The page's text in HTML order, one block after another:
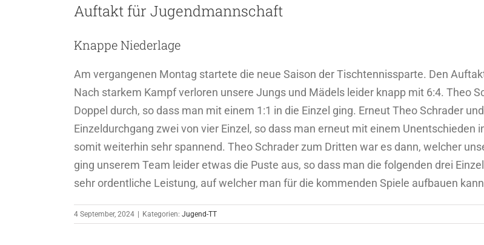
Auftakt für Jugendmannschaft
Knappe Niederlage
Am vergangenen Montag startete die neue Saison der Tischtennissparte. Den
Nach starkem Kampf verloren unsere Jungs und Mädels leider knapp mit 6:4. Theo
Doppel durch, so dass man mit einem 1:1 in die Einzel ging. Erneut Theo Schrader
Einzeldurchgang zwei von vier Einzel, so dass man erneut mit einem Unentschieden
somit weiterhin sehr spannend. Theo Schrader zum Dritten war es dann, welcher
ging unserem Team leider etwas die Puste aus, so dass man die folgenden drei
sehr ordentliche Leistung, auf welcher man für die kommenden Spiele aufbauen
4 September, 2024 | Kategorien: Jugend-TT